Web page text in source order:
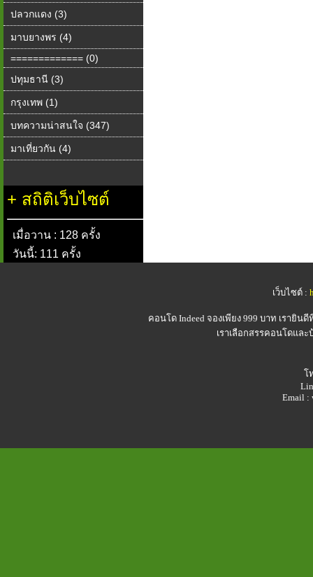
ปลวกแดง (3)
มาบยางพร (4)
============= (0)
ปทุมธานี (3)
กรุงเทพ (1)
บทความน่าสนใจ (347)
มาเที่ยวกัน (4)
+ สถิติเว็บไซต์
เมื่อวาน : 128 ครั้ง
วันนี้: 111 ครั้ง
เว็บไซต์ :
คอนโด Indeedจองเพียง 999 บาท เรายิน
เราเลือกสรรคอนโดแล
โ
Email :